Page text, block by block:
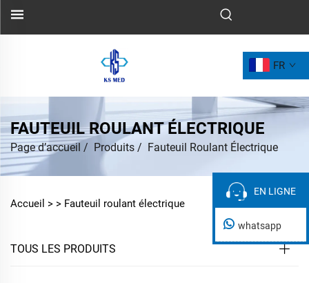
FR
FAUTEUIL ROULANT ÉLECTRIQUE
Page d’accueil / Produits / Fauteuil Roulant Électrique
Accueil > > Fauteuil roulant électrique
TOUS LES PRODUITS
EN LIGNE
EN LIGNE
whatsapp